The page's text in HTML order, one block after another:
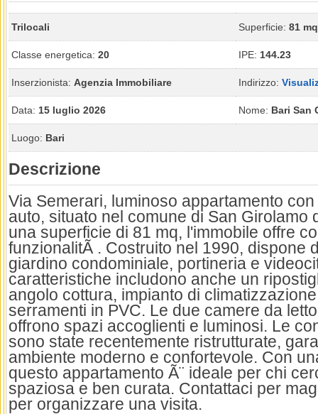
Trilocali Superficie: 81 mq
Classe energetica: 20 IPE: 144.23
Inserzionista: Agenzia Immobiliare Indirizzo:
Data: 15 luglio 2026 Nome: Bari San
Luogo: Bari
Descrizione
Via Semerari, luminoso appartamento
auto, situato nel comune di San Girolamo
una superficie di 81 mq, l'immobile offre
funzionalitÃ . Costruito nel 1990, dispone
giardino condominiale, portineria e
caratteristiche includono anche un
angolo cottura, impianto di
serramenti in PVC. Le due camere da
offrono spazi accoglienti e luminosi. Le
sono state recentemente ristrutturate,
ambiente moderno e confortevole. Con
questo appartamento Ã¨ ideale per chi
spaziosa e ben curata. Contattaci per
per organizzare una visita.